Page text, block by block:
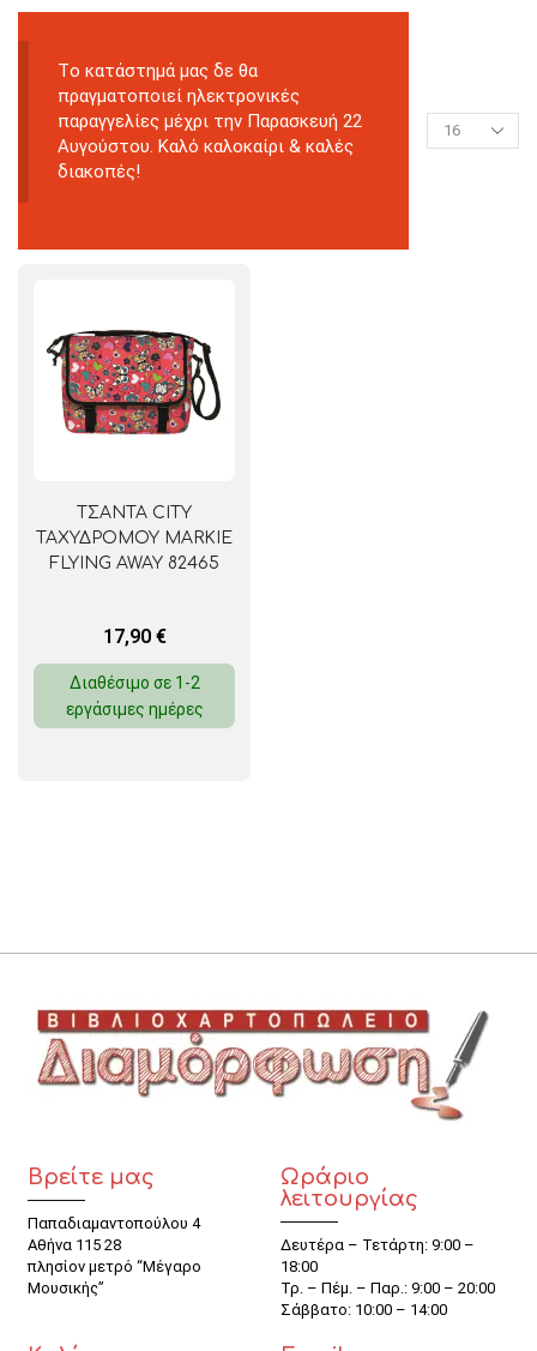
Tο κατάστημά μας δε θα
πραγματοποιεί ηλεκτρονικές
παραγγελίες μέχρι την Παρασκευή 22
Αυγούστου. Καλό καλοκαίρι & καλές
διακοπές!
ΤΣΑΝΤΑ CITY
ΤΑΧΥΔΡΟΜΟΥ MARKIE
FLYING AWAY 82465
17,90 €
Διαθέσιμο σε 1-2
εργάσιμες ημέρες
Βρείτε μας
Παπαδιαμαντοπούλου 4
Αθήνα 115 28
πλησίον μετρό “Μέγαρο
Μουσικής”
Ωράριο
λειτουργίας
Δευτέρα – Τετάρτη: 9:00 –
18:00
Τρ. – Πέμ. – Παρ.: 9:00 – 20:00
Σάββατο: 10:00 – 14:00